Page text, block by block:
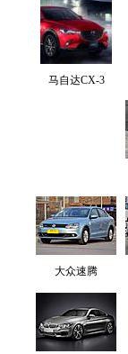
马自达CX-3
大众速腾